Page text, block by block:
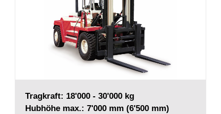
Tragkraft: 18'000 - 30'000 kg
Hubhöhe max.: 7'000 mm (6'500 mm)